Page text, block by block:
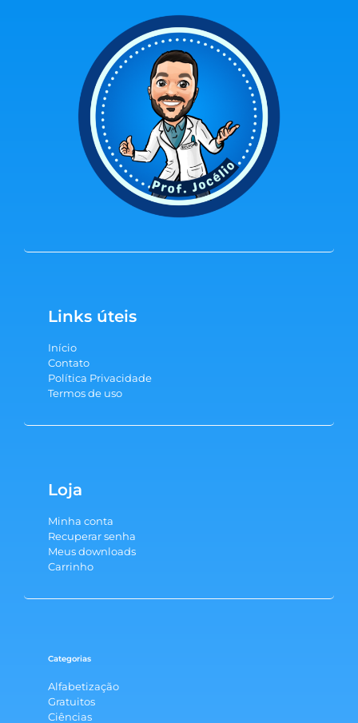
Links úteis
Início
Contato
Política Privacidade
Termos de uso
Loja
Minha conta
Recuperar senha
Meus downloads
Carrinho
Categorias
Alfabetização
Gratuitos
Ciências